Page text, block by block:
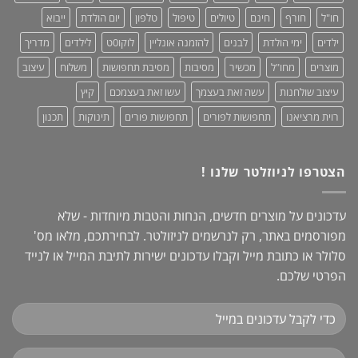
מחמאות!
חו"ל
חורף חינם טיולים טיפול טלפון יום הולדת
ייבוא
ילדים
ימי הולדת לבנים להזמנה אונליין לוקו0ט לילדים
מדריך
מוצרים
מחו"ל מכשיר מסיבות מסיבת תחפושות משלוח
עיצוב
עיצוב שולחנות
עשה זאת בעצמך עשו זאת בעצמכם
קיץ
רוית מרציאנו
תחפושות לפורים תחפושות פורים תינוקות תכנון
הצטרפו לניוזלטר שלנו !
עדכונים על מוצרים חדשים, הנחות והטבות מיוחדות - שלא
מפורסמים באתר, רק לנרשמים לניזולטר. לבחירתכם, מלאו מס'
סלולר או כתובת מייל וקבלו עדכונים ישירות לתיבת המייל או לנייד
הפרטי שלכם.